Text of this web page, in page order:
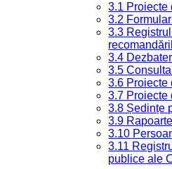
3.1 Proiecte
3.2
3.3
3.4
3.5
3.6 Proiecte
3.7 Proiecte
3.8 Ședințe
3.9
3.10
3.11
publice ale